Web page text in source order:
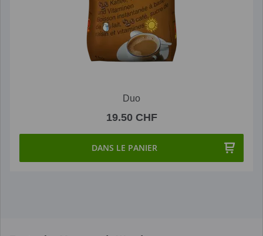
Duo
19.50 CHF
DANS LE PANIER